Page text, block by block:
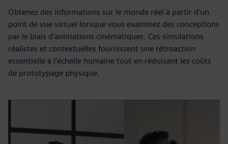
Obtenez des informations sur le monde réel à partir d'un
point de vue virtuel lorsque vous examinez des conceptions
par le biais d'animations cinématiques. Ces simulations
réalistes et contextuelles fournissent une rétroaction
essentielle à l'échelle humaine tout en réduisant les coûts
de prototypage physique.